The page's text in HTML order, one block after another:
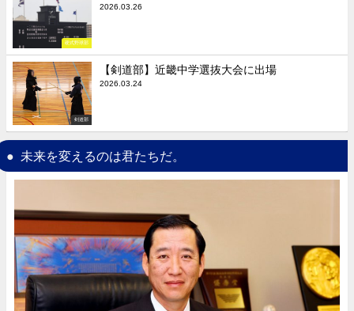
硬式野球部
2026.03.26
剣道部
【剣道部】近畿中学選抜大会に出場
2026.03.24
未来を変えるのは君たちだ。